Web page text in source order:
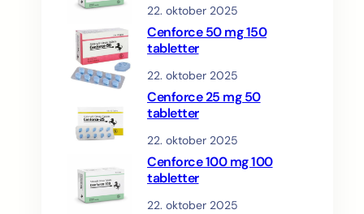
22. oktober 2025
Cenforce 50 mg 150
tabletter
22. oktober 2025
Cenforce 25 mg 50
tabletter
22. oktober 2025
Cenforce 100 mg 100
tabletter
22. oktober 2025